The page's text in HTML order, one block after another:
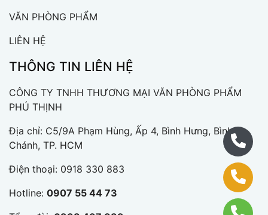
VĂN PHÒNG PHẨM
LIÊN HỆ
THÔNG TIN LIÊN HỆ
CÔNG TY TNHH THƯƠNG MẠI VĂN PHÒNG PHẨM
PHÚ THỊNH
Địa chỉ: C5/9A Phạm Hùng, Ấp 4, Bình Hưng, Bình
Chánh, TP. HCM
Điện thoại: 0918 330 883
Hotline: 0907 55 44 73